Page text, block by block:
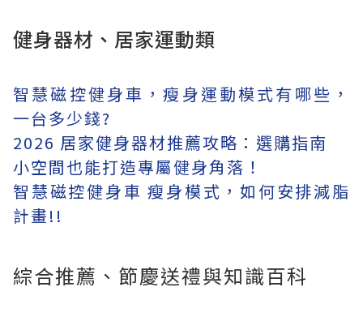
健身器材、居家運動類
智慧磁控健身車，瘦身運動模式有哪些，
一台多少錢?
2026 居家健身器材推薦攻略：選購指南
小空間也能打造專屬健身角落！
智慧磁控健身車 瘦身模式，如何安排減脂
計畫!!
綜合推薦、節慶送禮與知識百科